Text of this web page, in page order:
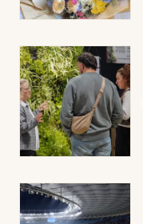
Magazine à Évron